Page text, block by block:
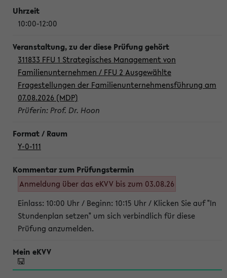
10:00-12:00
311833 FFU 1 Strategisches Management von
Familienunternehmen / FFU 2 Ausgewählte
Fragestellungen der Familienunternehmensführung am
07.08.2026 (MDP)
Prüferin: Prof. Dr. Hoon
Y-0-111
Anmeldung über das eKVV bis zum 03.08.26
Einlass: 10:00 Uhr / Beginn: 10:15 Uhr / Klicken Sie auf "In
Stundenplan setzen" um sich verbindlich für diese
Prüfung anzumelden.